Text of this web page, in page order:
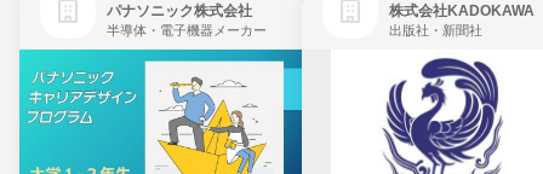
パナソニック株式会社
半導体・電子機器メーカー
株式会社KADOKAWA
出版社・新聞社